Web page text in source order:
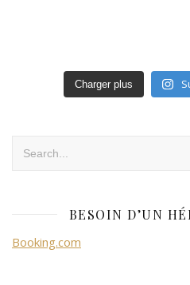
Charger plus
BESOIN D’UN
Booking.com